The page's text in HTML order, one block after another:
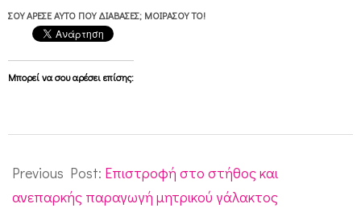
ΣΟΥ ΆΡΕΣΕ ΑΥΤΌ ΠΟΥ ΔΙΆΒΑΣΕΣ; ΜΟΙΡΆΣΟΥ ΤΟ!
Μπορεί να σου αρέσει επίσης:
05-
22
Previous Post: Επιστροφή στο στήθος και
ανεπαρκής παραγωγή μητρικού γάλακτος